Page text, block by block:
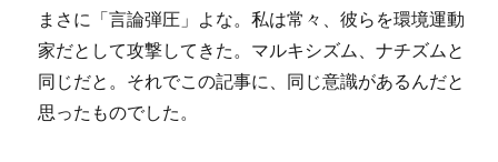
まさに「言論弾圧」よな。私は常々、彼らを環境運動
家だとして攻撃してきた。マルキシズム、ナチズムと
同じだと。それでこの記事に、同じ意識があるんだと
思ったものでした。